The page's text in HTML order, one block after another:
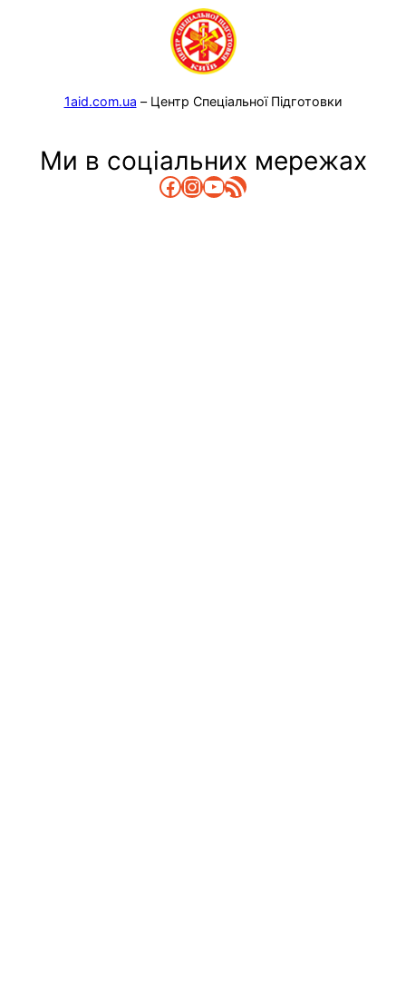
1aid.com.ua – Центр Спеціальної Підготовки
Ми в соціальних мережах
Facebook
Instagram
YouTube
RSS Канал